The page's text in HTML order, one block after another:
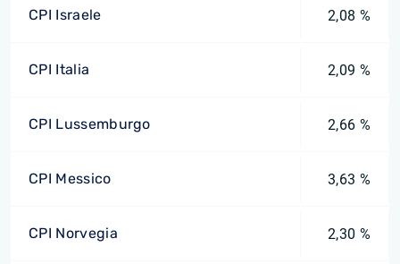
CPI Israele 2,08 %
CPI Italia 2,09 %
CPI Lussemburgo 2,66 %
CPI Messico 3,63 %
CPI Norvegia 2,30 %